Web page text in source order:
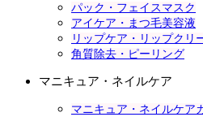
パック・フェイスマスク
アイケア・まつ毛美容液
リップケア・リップクリ
角質除去・ピーリング
マニキュア・ネイルケア
マニキュア・ネイルケア